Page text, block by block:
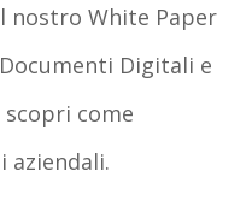
nostro White Paper
Digitali e
scopri come
aziendali.